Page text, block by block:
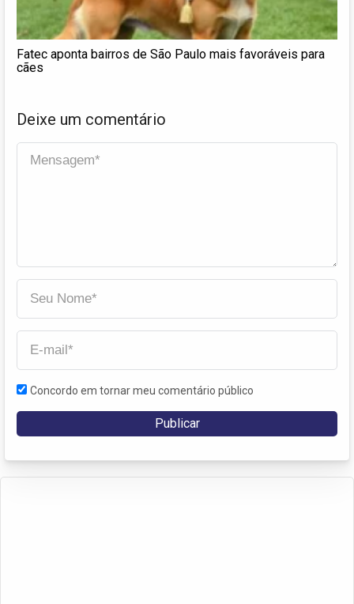
Fatec aponta bairros de São Paulo mais favoráveis para
cães
Deixe um comentário
Concordo em tornar meu comentário público